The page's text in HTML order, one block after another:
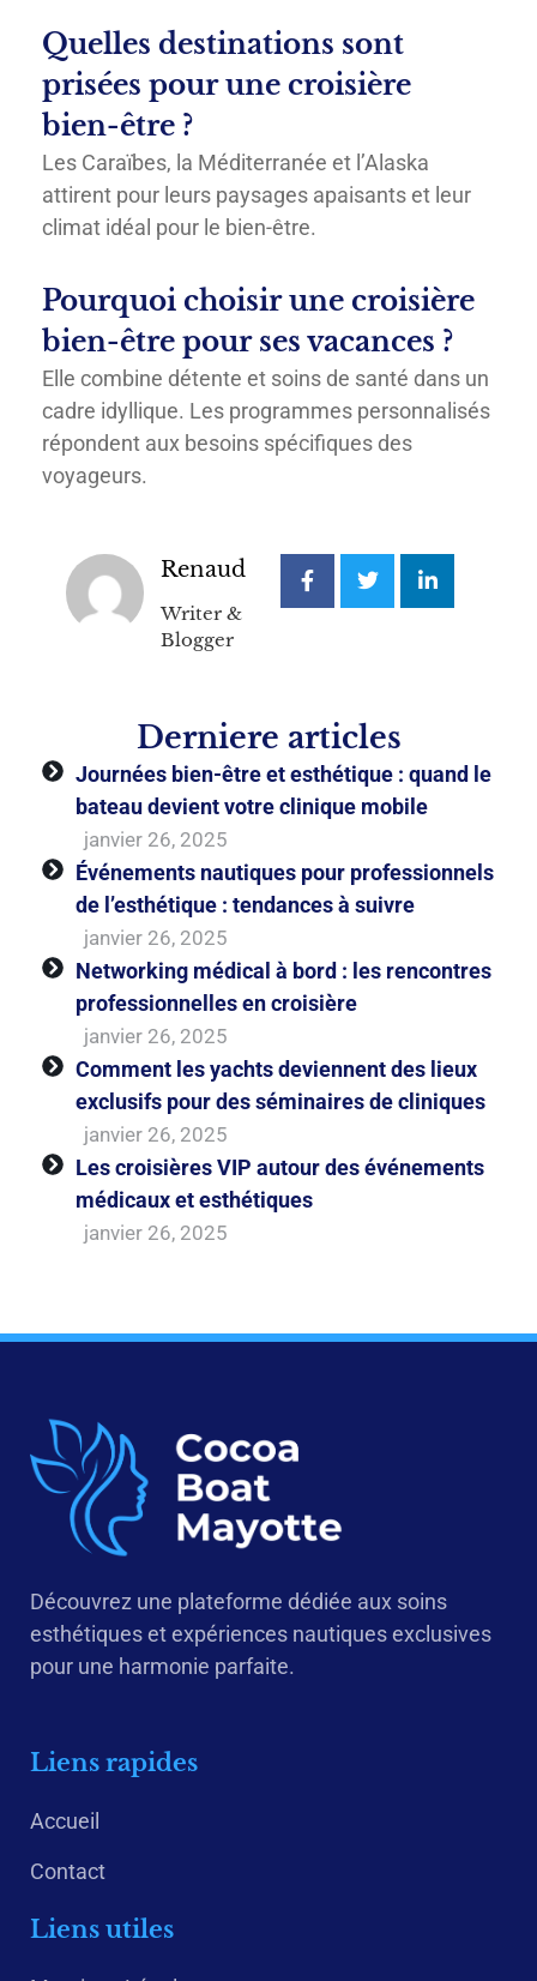
Quelles destinations sont
prisées pour une croisière
bien-être ?
Les Caraïbes, la Méditerranée et l’Alaska
attirent pour leurs paysages apaisants et leur
climat idéal pour le bien-être.
Pourquoi choisir une croisière
bien-être pour ses vacances ?
Elle combine détente et soins de santé dans un
cadre idyllique. Les programmes personnalisés
répondent aux besoins spécifiques des
voyageurs.
Renaud
Writer &
Blogger
Derniere articles
Journées bien-être et esthétique : quand le
bateau devient votre clinique mobile
janvier 26, 2025
Événements nautiques pour professionnels
de l’esthétique : tendances à suivre
janvier 26, 2025
Networking médical à bord : les rencontres
professionnelles en croisière
janvier 26, 2025
Comment les yachts deviennent des lieux
exclusifs pour des séminaires de cliniques
janvier 26, 2025
Les croisières VIP autour des événements
médicaux et esthétiques
janvier 26, 2025
Découvrez une plateforme dédiée aux soins
esthétiques et expériences nautiques exclusives
pour une harmonie parfaite.
Liens rapides
Accueil
Contact
Liens utiles